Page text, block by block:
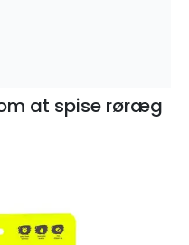
at spise røræg